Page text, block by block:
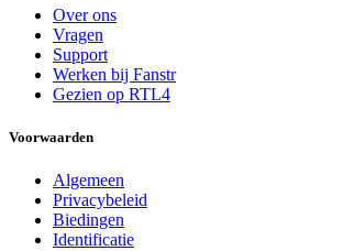
Over ons
Vragen
Support
Werken bij Fanstr
Gezien op RTL4
Voorwaarden
Algemeen
Privacybeleid
Biedingen
Identificatie